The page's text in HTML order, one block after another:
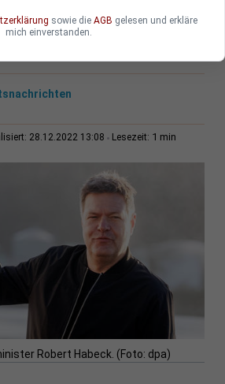
28.12.2022 13:08 Lesezeit: 1 min
Robert Habeck. (Foto: dpa)
sowie die AGB gelesen und erkläre
mich einverstanden.